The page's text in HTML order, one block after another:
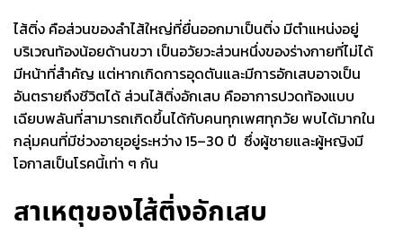
ไส้ติ่ง คือส่วนของลำไส้ใหญ่ที่ยื่นออกมาเป็นติ่ง มีตำแหน่งอยู่
บริเวณท้องน้อยด้านขวา เป็นอวัยวะส่วนหนึ่งของร่างกายที่ไม่ได้
มีหน้าที่สำคัญ แต่หากเกิดการอุดตันและมีการอักเสบอาจเป็น
อันตรายถึงชีวิตได้ ส่วนไส้ติ่งอักเสบ คืออาการปวดท้องแบบ
เฉียบพลันที่สามารถเกิดขึ้นได้กับคนทุกเพศทุกวัย พบได้มากใน
กลุ่มคนที่มีช่วงอายุอยู่ระหว่าง 15–30 ปี ซึ่งผู้ชายและผู้หญิงมี
โอกาสเป็นโรคนี้เท่า ๆ กัน
สาเหตุของไส้ติ่งอักเสบ